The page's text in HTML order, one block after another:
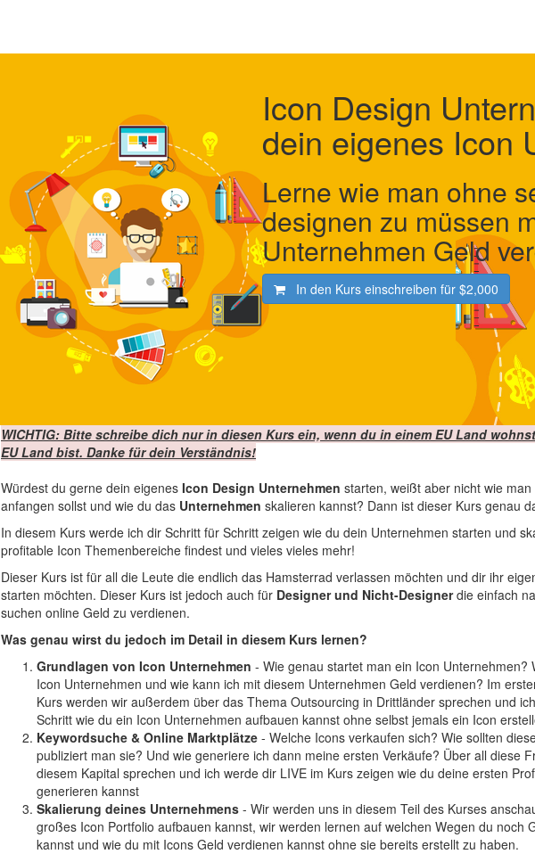
Icon Design
dein eigenes Icon
Lerne wie man ohne
designen zu müssen
Unternehmen Geld
In den Kurs einschreiben für $2,000
WICHTIG: Bitte schreibe dich nur in diesen Kurs ein, wenn du in einem EU Land
EU Land bist. Danke für dein Verständnis!
Würdest du gerne dein eigenes Icon Design Unternehmen starten, weißt aber nicht wie man
anfangen sollst und wie du das Unternehmen skalieren kannst? Dann ist dieser Kurs genau
In diesem Kurs werde ich dir Schritt für Schritt zeigen wie du dein Unternehmen starten und
profitable Icon Themenbereiche findest und vieles vieles mehr!
Dieser Kurs ist für all die Leute die endlich das Hamsterrad verlassen möchten und dir ihr
starten möchten. Dieser Kurs ist jedoch auch für Designer und Nicht-Designerdie einfach
suchen online Geld zu verdienen.
Was genau wirst du jedoch im Detail in diesem Kurs lernen?
Grundlagen von Icon Unternehmen - Wie genau startet man ein Icon Unternehmen?
Icon Unternehmen und wie kann ich mit diesem Unternehmen Geld verdienen? Im
Kurs werden wir außerdem über das Thema Outsourcing in Drittländer sprechen und
Schritt wie du ein Icon Unternehmen aufbauen kannst ohne selbst jemals ein Icon
Keywordsuche & Online Marktplätze - Welche Icons verkaufen sich? Wie sollten
publiziert man sie? Und wie generiere ich dann meine ersten Verkäufe? Über all diese
diesem Kapital sprechen und ich werde dir LIVE im Kurs zeigen wie du deine ersten
generieren kannst
Skalierung deines Unternehmens - Wir werden uns in diesem Teil des Kurses
großes Icon Portfolio aufbauen kannst, wir werden lernen auf welchen Wegen du noch
kannst und wie du mit Icons Geld verdienen kannst ohne sie bereits erstellt zu haben.